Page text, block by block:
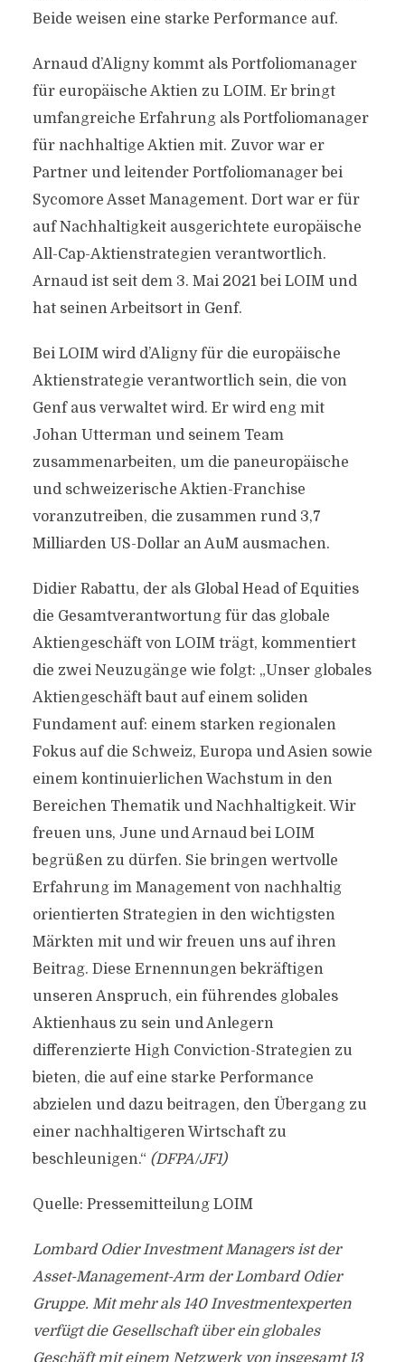
Beide weisen eine starke Performance auf.
Arnaud d’Aligny kommt als Portfoliomanager
für europäische Aktien zu LOIM. Er bringt
umfangreiche Erfahrung als Portfoliomanager
für nachhaltige Aktien mit. Zuvor war er
Partner und leitender Portfoliomanager bei
Sycomore Asset Management. Dort war er für
auf Nachhaltigkeit ausgerichtete europäische
All-Cap-Aktienstrategien verantwortlich.
Arnaud ist seit dem 3. Mai 2021 bei LOIM und
hat seinen Arbeitsort in Genf.
Bei LOIM wird d’Aligny für die europäische
Aktienstrategie verantwortlich sein, die von
Genf aus verwaltet wird. Er wird eng mit
Johan Utterman und seinem Team
zusammenarbeiten, um die paneuropäische
und schweizerische Aktien-Franchise
voranzutreiben, die zusammen rund 3,7
Milliarden US-Dollar an AuM ausmachen.
Didier Rabattu, der als Global Head of Equities
die Gesamtverantwortung für das globale
Aktiengeschäft von LOIM trägt, kommentiert
die zwei Neuzugänge wie folgt: „Unser globales
Aktiengeschäft baut auf einem soliden
Fundament auf: einem starken regionalen
Fokus auf die Schweiz, Europa und Asien sowie
einem kontinuierlichen Wachstum in den
Bereichen Thematik und Nachhaltigkeit. Wir
freuen uns, June und Arnaud bei LOIM
begrüßen zu dürfen. Sie bringen wertvolle
Erfahrung im Management von nachhaltig
orientierten Strategien in den wichtigsten
Märkten mit und wir freuen uns auf ihren
Beitrag. Diese Ernennungen bekräftigen
unseren Anspruch, ein führendes globales
Aktienhaus zu sein und Anlegern
differenzierte High Conviction-Strategien zu
bieten, die auf eine starke Performance
abzielen und dazu beitragen, den Übergang zu
einer nachhaltigeren Wirtschaft zu
beschleunigen.“ (DFPA/JF1)
Quelle: Pressemitteilung LOIM
Lombard Odier Investment Managers ist der
Asset-Management-Arm der Lombard Odier
Gruppe. Mit mehr als 140 Investmentexperten
verfügt die Gesellschaft über ein globales
Geschäft mit einem Netzwerk von insgesamt 13